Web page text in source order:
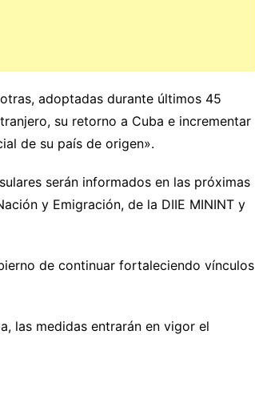
adoptadas durante últimos 45
su retorno a Cuba e incrementar
de su país de origen».
serán informados en las próximas
y Emigración, de la DIIE MININT y
de continuar fortaleciendo vínculos
las medidas entrarán en vigor el